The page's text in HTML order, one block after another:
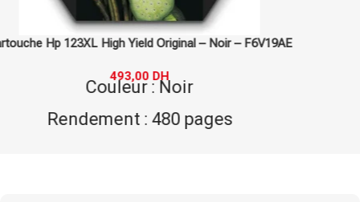
Cartouche Hp 177 Original – Magenta – C8772HE
462,00
Couleur : Magenta
Volume : 12 ml